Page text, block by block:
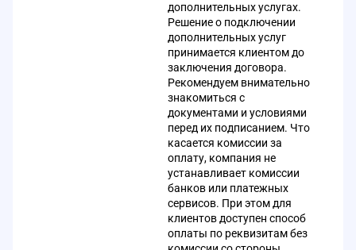
дополнительных услугах.
Решение о подключении
дополнительных услуг
принимается клиентом до
заключения договора.
Рекомендуем внимательно
знакомиться с
документами и условиями
перед их подписанием. Что
касается комиссии за
оплату, компания не
устанавливает комиссии
банков или платежных
сервисов. При этом для
клиентов доступен способ
оплаты по реквизитам без